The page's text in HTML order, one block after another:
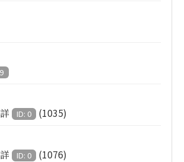
ID: 0
(1035)
ID: 0
(1076)